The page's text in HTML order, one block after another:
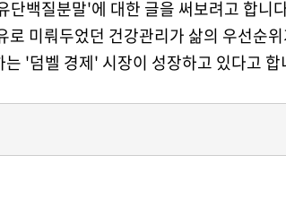
단백질분말'에 대한 글을 써보려고 합니
로 미뤄두었던 건강관리가 삶의 우선순
는 '덤벨 경제' 시장이 성장하고 있다고 합